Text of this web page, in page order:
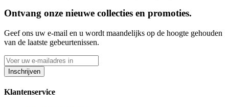
Ontvang onze nieuwe collecties en promoties.
Geef ons uw e-mail en u wordt maandelijks op de hoogte gehouden
van de laatste gebeurtenissen.
Inschrijven
Klantenservice